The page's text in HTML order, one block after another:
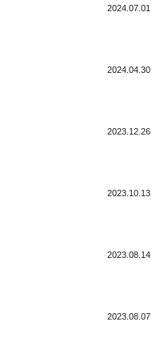
2024.07.01
2024.04.30
2023.12.26
2023.10.13
2023.08.14
2023.08.07